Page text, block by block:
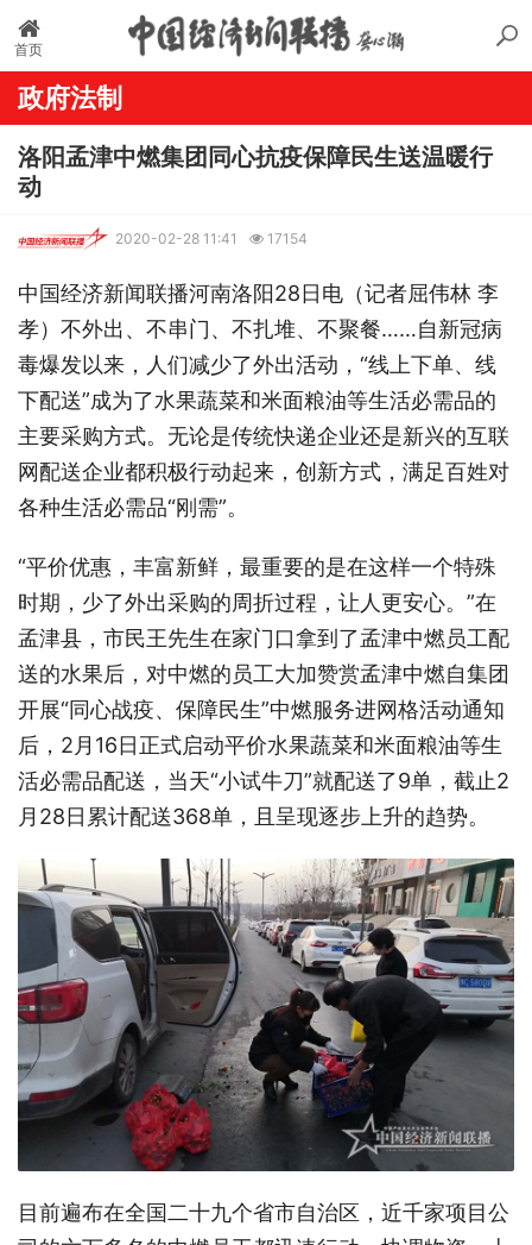
首页
政府法制
洛阳孟津中燃集团同心抗疫保障民生送温暖行
动
2020-02-28 11:41 17154
中国经济新闻联播河南洛阳28日电（记者屈伟林 李
孝）不外出、不串门、不扎堆、不聚餐……自新冠病
毒爆发以来，人们减少了外出活动，“线上下单、线
下配送”成为了水果蔬菜和米面粮油等生活必需品的
主要采购方式。无论是传统快递企业还是新兴的互联
网配送企业都积极行动起来，创新方式，满足百姓对
各种生活必需品“刚需”。
“平价优惠，丰富新鲜，最重要的是在这样一个特殊
时期，少了外出采购的周折过程，让人更安心。”在
孟津县，市民王先生在家门口拿到了孟津中燃员工配
送的水果后，对中燃的员工大加赞赏孟津中燃自集团
开展“同心战疫、保障民生”中燃服务进网格活动通知
后，2月16日正式启动平价水果蔬菜和米面粮油等生
活必需品配送，当天“小试牛刀”就配送了9单，截止2
月28日累计配送368单，且呈现逐步上升的趋势。
目前遍布在全国二十九个省市自治区，近千家项目公